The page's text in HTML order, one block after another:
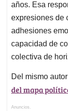
años. Esa
expresiones de
adhesiones
capacidad de
colectiva de
Del mismo
del mapa
Anuncios.